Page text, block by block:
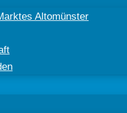
Altomünster